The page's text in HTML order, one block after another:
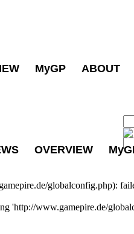
MyGP ABOUT
OVERVIEW
globalconfig.php):
'http://www.gamepire.de/